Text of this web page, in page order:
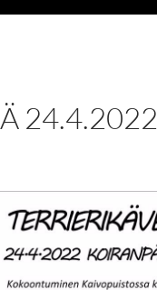
24.4.2022